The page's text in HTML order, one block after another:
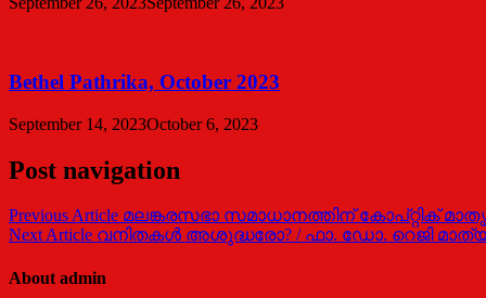
Bethel Pathrika, October 2023
September 14, 2023October 6, 2023
Post navigation
Previous Article മലങ്കരസഭാ സമാധാനത്തിന് കോപ്റ്റിക്
Next Article വനിതകള്‍ അശുദ്ധരോ? / ഫാ. ഡോ. റെജി
About admin